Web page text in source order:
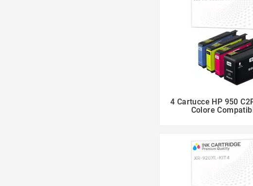
 
4 Cartucce HP 950
Colore